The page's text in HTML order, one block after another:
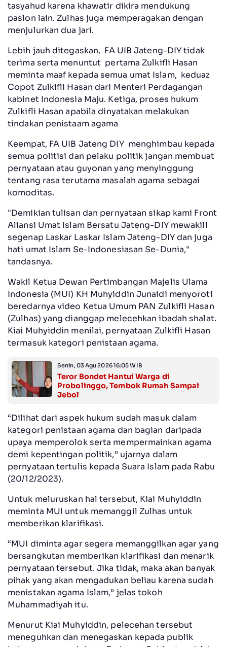
tasyahud karena khawatir dikira mendukung
paslon lain. Zulhas juga memperagakan dengan
menjulurkan dua jari.
Lebih jauh ditegaskan, FA UIB Jateng-DIY tidak
terima serta menuntut pertama Zulkifli Hasan
meminta maaf kepada semua umat Islam, keduaz
Copot Zulkifli Hasan dari Menteri Perdagangan
kabinet Indonesia Maju. Ketiga, proses hukum
Zulkifli Hasan apabila dinyatakan melakukan
tindakan penistaam agama
Keempat, FA UIB Jateng DIY menghimbau kepada
semua politisi dan pelaku politik jangan membuat
pernyataan atau guyonan yang menyinggung
tentang rasa terutama masalah agama sebagai
komoditas.
"Demikian tulisan dan pernyataan sikap kami Front
Aliansi Umat Islam Bersatu Jateng-DIY mewakili
segenap Laskar Laskar Islam Jateng-DIY dan juga
hati umat Islam Se-Indonesiasan Se-Dunia,"
tandasnya.
Wakil Ketua Dewan Pertimbangan Majelis Ulama
Indonesia (MUI) KH Muhyiddin Junaidi menyoroti
beredarnya video Ketua Umum PAN Zulkifli Hasan
(Zulhas) yang dianggap melecehkan ibadah shalat.
Kiai Muhyiddin menilai, pernyataan Zulkifli Hasan
termasuk kategori penistaan agama.
Senin, 03 Agu 2026 16:05 WIB
Teror Bondet Hantui Warga di
Probolinggo, Tembok Rumah Sampai
Jebol
“Dilihat dari aspek hukum sudah masuk dalam
kategori penistaan agama dan bagian daripada
upaya memperolok serta mempermainkan agama
demi kepentingan politik,” ujarnya dalam
pernyataan tertulis kepada Suara Islam pada Rabu
(20/12/2023).
Untuk meluruskan hal tersebut, Kiai Muhyiddin
meminta MUI untuk memanggil Zulhas untuk
memberikan klarifikasi.
“MUI diminta agar segera memanggilkan agar yang
bersangkutan memberikan klarifikasi dan menarik
pernyataan tersebut. Jika tidak, maka akan banyak
pihak yang akan mengadukan beliau karena sudah
menistakan agama Islam,” jelas tokoh
Muhammadiyah itu.
Menurut Kiai Muhyiddin, pelecehan tersebut
meneguhkan dan menegaskan kepada publik